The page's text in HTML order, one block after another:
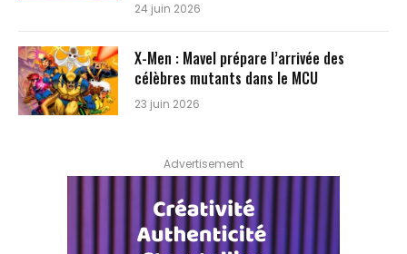
24 juin 2026
X-Men : Mavel prépare l’arrivée des
célèbres mutants dans le MCU
23 juin 2026
Advertisement